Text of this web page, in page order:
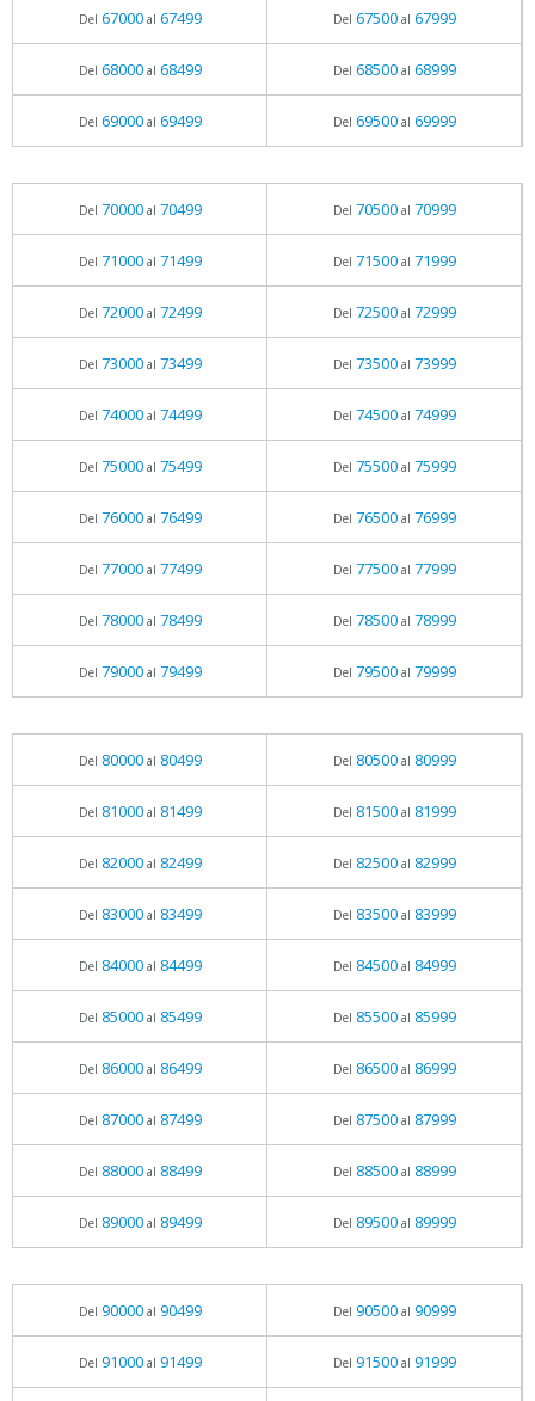
Del 67000al 67499 Del 67500al 67999
Del 68000al 68499 Del 68500al 68999
Del 69000al 69499 Del 69500al 69999
Del 70000al 70499 Del 70500al 70999
Del 71000al 71499 Del 71500al 71999
Del 72000al 72499 Del 72500al 72999
Del 73000al 73499 Del 73500al 73999
Del 74000al 74499 Del 74500al 74999
Del 75000al 75499 Del 75500al 75999
Del 76000al 76499 Del 76500al 76999
Del 77000al 77499 Del 77500al 77999
Del 78000al 78499 Del 78500al 78999
Del 79000al 79499 Del 79500al 79999
Del 80000al 80499 Del 80500al 80999
Del 81000al 81499 Del 81500al 81999
Del 82000al 82499 Del 82500al 82999
Del 83000al 83499 Del 83500al 83999
Del 84000al 84499 Del 84500al 84999
Del 85000al 85499 Del 85500al 85999
Del 86000al 86499 Del 86500al 86999
Del 87000al 87499 Del 87500al 87999
Del 88000al 88499 Del 88500al 88999
Del 89000al 89499 Del 89500al 89999
Del 90000al 90499 Del 90500al 90999
Del 91000al 91499 Del 91500al 91999